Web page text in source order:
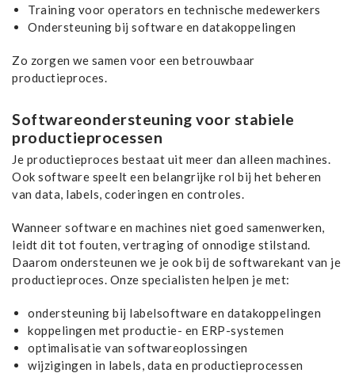
Training voor operators en technische medewerkers
Ondersteuning bij software en datakoppelingen
Zo zorgen we samen voor een betrouwbaar
productieproces.
Softwareondersteuning voor stabiele
productieprocessen
Je productieproces bestaat uit meer dan alleen machines.
Ook software speelt een belangrijke rol bij het beheren
van data, labels, coderingen en controles.
Wanneer software en machines niet goed samenwerken,
leidt dit tot fouten, vertraging of onnodige stilstand.
Daarom ondersteunen we je ook bij de softwarekant van je
productieproces. Onze specialisten helpen je met:
ondersteuning bij labelsoftware en datakoppelingen
koppelingen met productie- en ERP-systemen
optimalisatie van softwareoplossingen
wijzigingen in labels, data en productieprocessen